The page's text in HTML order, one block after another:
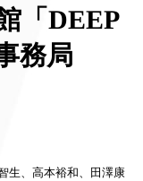
「DEEP
務局
生、高本裕和、田澤康